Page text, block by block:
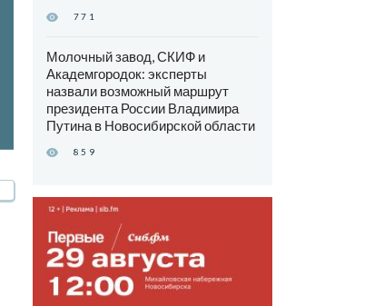
771
Молочный завод, СКИФ и
Академгородок: эксперты
назвали возможный маршрут
президента России Владимира
Путина в Новосибирской области
859